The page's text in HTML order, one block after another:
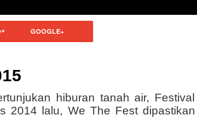
GOOGLE+
hiburan tanah air,
2014 lalu, We The Fest